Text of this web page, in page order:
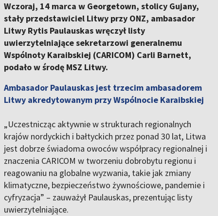
Wczoraj, 14 marca w Georgetown, stolicy Gujany,
stały przedstawiciel Litwy przy ONZ, ambasador
Litwy Rytis Paulauskas wręczył listy
uwierzytelniające sekretarzowi generalnemu
Wspólnoty Karaibskiej (CARICOM) Carli Barnett,
podało w środę MSZ Litwy.
Ambasador Paulauskas jest trzecim ambasadorem
Litwy akredytowanym przy Wspólnocie Karaibskiej
„Uczestnicząc aktywnie w strukturach regionalnych
krajów nordyckich i bałtyckich przez ponad 30 lat, Litwa
jest dobrze świadoma owoców współpracy regionalnej i
znaczenia CARICOM w tworzeniu dobrobytu regionu i
reagowaniu na globalne wyzwania, takie jak zmiany
klimatyczne, bezpieczeństwo żywnościowe, pandemie i
cyfryzacja” – zauważył Paulauskas, prezentując listy
uwierzytelniające.